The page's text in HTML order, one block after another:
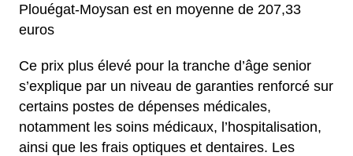
Plouégat-Moysan est en moyenne de 207,33
euros
Ce prix plus élevé pour la tranche d’âge senior
s’explique par un niveau de garanties renforcé sur
certains postes de dépenses médicales,
notamment les soins médicaux, l’hospitalisation,
ainsi que les frais optiques et dentaires. Les